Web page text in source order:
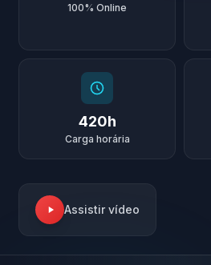
100% Online
420h
Carga horária
Assistir vídeo